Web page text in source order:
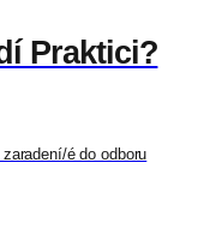
Praktici?
é do odboru